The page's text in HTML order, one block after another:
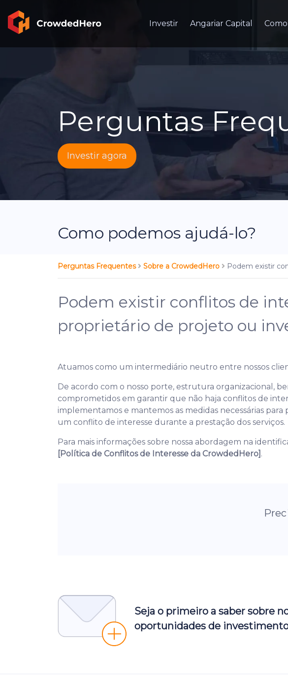
Investir Angariar Capital
Perguntas
Investir agora
Como podemos ajudá-lo?
Perguntas Frequentes Sobre a CrowdedHero Podem existir
Podem existir conflitos de
proprietário de projeto ou
Atuamos como um intermediário neutro entre nossos
De acordo com o nosso porte, estrutura organizacional,
comprometidos em garantir que não haja conflitos de
implementamos e mantemos as medidas necessárias
um conflito de interesse durante a prestação dos serviços.
Para mais informações sobre nossa abordagem na
[Política de Conflitos de Interesse da CrowdedHero] .
Seja o primeiro a saber sobre
oportunidades de